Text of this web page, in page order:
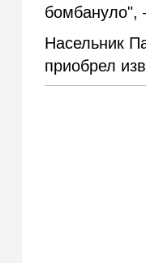
бомбануло",
Насельник
приобрел